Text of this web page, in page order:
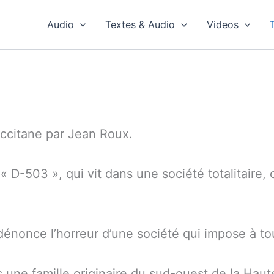
Audio Textes & Audio Videos
par Jean Roux.
D-503 », qui vit dans une société totalitaire,
l’horreur d’une société qui impose à